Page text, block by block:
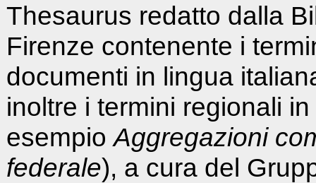
Thesaurus redatto dalla
Firenze contenente i
documenti in lingua
inoltre i termini regionali
esempioAggregazioni
federale), a cura del